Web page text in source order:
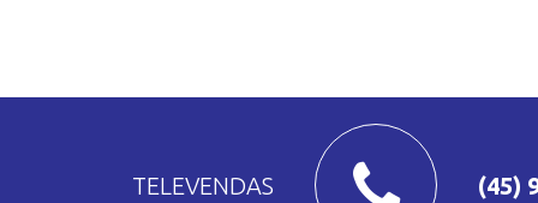
TELEVENDAS (45)